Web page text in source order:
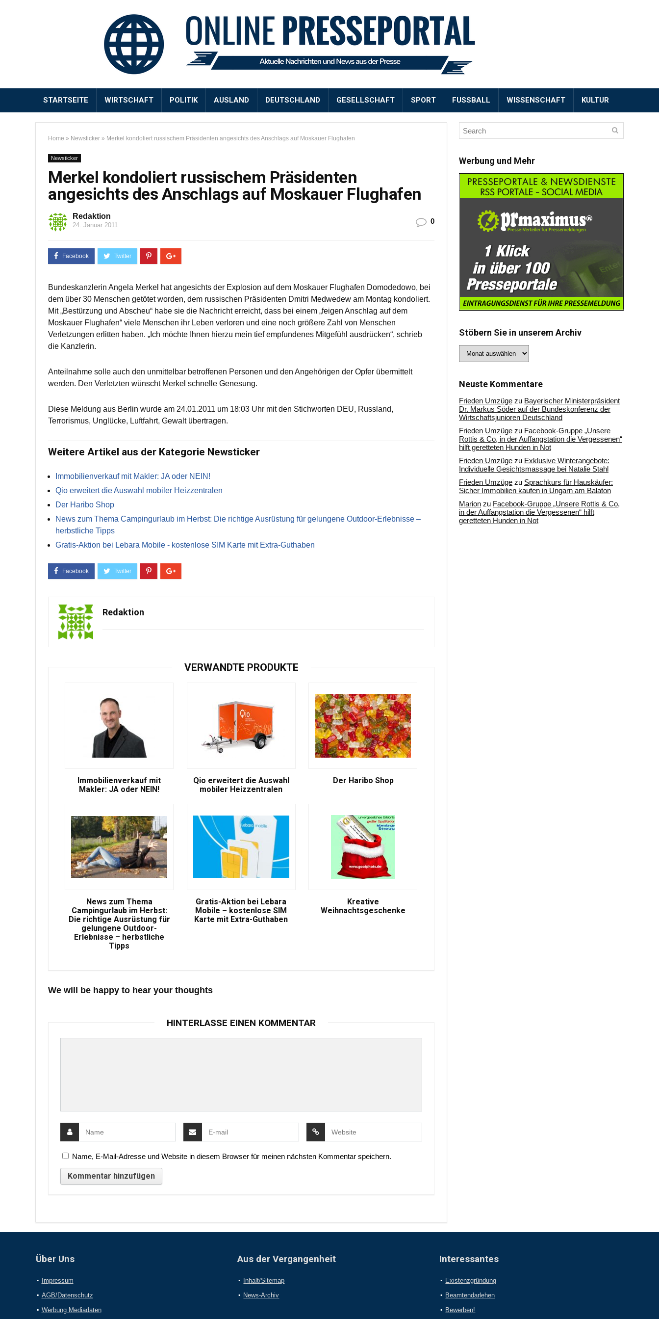
STARTSEITE WIRTSCHAFT POLITIK AUSLAND DEUTSCHLAND GESELLSCHAFT SPORT FUSSBALL WISSENSCHAFT KULTUR
Home » Newsticker » Merkel kondoliert russischem Präsidenten angesichts des Anschlags auf Moskauer Flughafen
Newsticker
Merkel kondoliert russischem Präsidenten
angesichts des Anschlags auf Moskauer Flughafen
Redaktion
24. Januar 2011 0
Bundeskanzlerin Angela Merkel hat angesichts der Explosion auf dem Moskauer Flughafen Domodedowo, bei
dem über 30 Menschen getötet worden, dem russischen Präsidenten Dmitri Medwedew am Montag kondoliert.
Mit „Bestürzung und Abscheu“ habe sie die Nachricht erreicht, dass bei einem „feigen Anschlag auf dem
Moskauer Flughafen“ viele Menschen ihr Leben verloren und eine noch größere Zahl von Menschen
Verletzungen erlitten haben. „Ich möchte Ihnen hierzu mein tief empfundenes Mitgefühl ausdrücken“, schrieb
die Kanzlerin.
Anteilnahme solle auch den unmittelbar betroffenen Personen und den Angehörigen der Opfer übermittelt
werden. Den Verletzten wünscht Merkel schnelle Genesung.
Diese Meldung aus Berlin wurde am 24.01.2011 um 18:03 Uhr mit den Stichworten DEU, Russland,
Terrorismus, Unglücke, Luftfahrt, Gewalt übertragen.
Weitere Artikel aus der Kategorie Newsticker
Immobilienverkauf mit Makler: JA oder NEIN!
Qio erweitert die Auswahl mobiler Heizzentralen
Der Haribo Shop
News zum Thema Campingurlaub im Herbst: Die richtige Ausrüstung für gelungene Outdoor-Erlebnisse –
herbstliche Tipps
Gratis-Aktion bei Lebara Mobile - kostenlose SIM Karte mit Extra-Guthaben
Redaktion
VERWANDTE PRODUKTE
Immobilienverkauf mit
Makler: JA oder NEIN!
Qio erweitert die Auswahl
mobiler Heizzentralen
Der Haribo Shop
News zum Thema
Campingurlaub im Herbst:
Die richtige Ausrüstung für
gelungene Outdoor-
Erlebnisse – herbstliche
Tipps
Gratis-Aktion bei Lebara
Mobile – kostenlose SIM
Karte mit Extra-Guthaben
Kreative
Weihnachtsgeschenke
We will be happy to hear your thoughts
HINTERLASSE EINEN KOMMENTAR
Name, E-Mail-Adresse und Website in diesem Browser für meinen nächsten Kommentar speichern.
Werbung und Mehr
Stöbern Sie in unserem Archiv
Sie
Archiv
Neuste Kommentare
Frieden Umzüge zu Bayerischer Ministerpräsident
Dr. Markus Söder auf der Bundeskonferenz der
Wirtschaftsjunioren Deutschland
Frieden Umzüge zu Facebook-Gruppe „Unsere
Rottis & Co, in der Auffangstation die Vergessenen“
hilft geretteten Hunden in Not
Frieden Umzüge zu Exklusive Winterangebote:
Individuelle Gesichtsmassage bei Natalie Stahl
Frieden Umzüge zu Sprachkurs für Hauskäufer:
Sicher Immobilien kaufen in Ungarn am Balaton
Marion zu Facebook-Gruppe „Unsere Rottis & Co,
in der Auffangstation die Vergessenen“ hilft
geretteten Hunden in Not
Über Uns
Impressum
AGB/Datenschutz
Werbung Mediadaten
Aus der Vergangenheit
Inhalt/Sitemap
News-Archiv
Interessantes
Existenzgründung
Beamtendarlehen
Bewerben!